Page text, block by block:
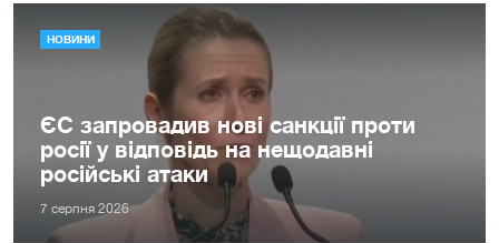
НОВИНИ
ЄС запровадив нові санкції проти
росії у відповідь на нещодавні
російські атаки
7 серпня 2026